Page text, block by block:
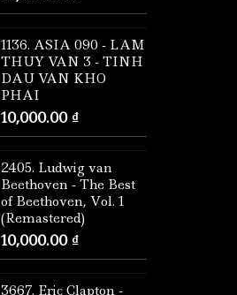
1136. ASIA 090 - LAM
THUY VAN 3 - TINH
DAU VAN KHO
PHAI
10,000.00 ₫
2405. Ludwig van
Beethoven - The Best
of Beethoven, Vol. 1
(Remastered)
10,000.00 ₫
3667. Eric Clapton -